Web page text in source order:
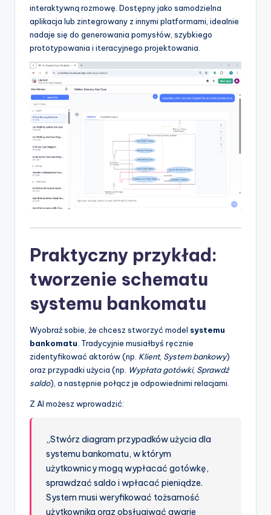
interaktywną rozmowę. Dostępny jako samodzielna
aplikacja lub zintegrowany z innymi platformami, idealnie
nadaje się do generowania pomysłów, szybkiego
prototypowania i iteracyjnego projektowania.
Praktyczny przykład:
tworzenie schematu
systemu bankomatu
Wyobraź sobie, że chcesz stworzyć model systemu
bankomatu. Tradycyjnie musiałbyś ręcznie
zidentyfikować aktorów (np. Klient, System bankowy)
oraz przypadki użycia (np. Wypłata gotówki, Sprawdź
saldo), a następnie połącz je odpowiednimi relacjami.
Z AI możesz wprowadzić:
„Stwórz diagram przypadków użycia dla
systemu bankomatu, w którym
użytkownicy mogą wypłacać gotówkę,
sprawdzać saldo i wpłacać pieniądze.
System musi weryfikować tożsamość
użytkownika oraz obsługiwać awarie